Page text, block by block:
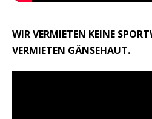
WIR VERMIETEN KEINE
VERMIETEN GÄNSEHAUT.